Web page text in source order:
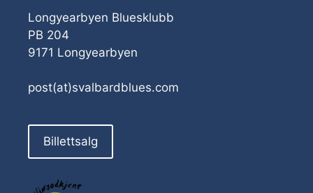
Longyearbyen Bluesklubb
PB 204
9171 Longyearbyen
post(at)svalbardblues.com
Billettsalg